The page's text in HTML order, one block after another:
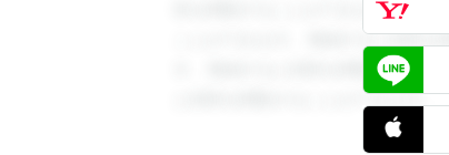
答を閲覧することができます。登
ことができます。登録すると回答
す。登録すると回答を閲覧するこ
と回答を閲覧することができます。